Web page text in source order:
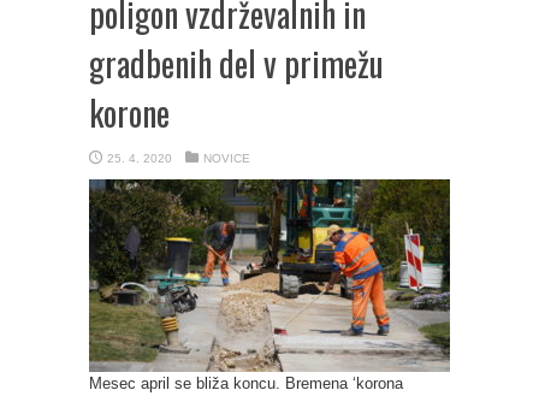
poligon vzdrževalnih in
gradbenih del v primežu
korone
25. 4. 2020 NOVICE
Mesec april se bliža koncu. Bremena ‘korona